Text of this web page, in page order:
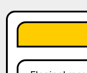
Archivos